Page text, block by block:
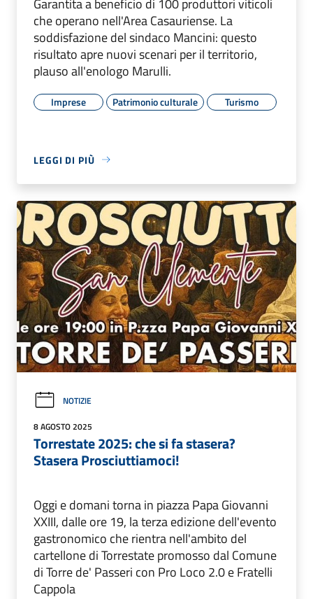
che operano nell'Area Casauriense. La
soddisfazione del sindaco Mancini: questo
risultato apre nuovi scenari per il territorio,
plauso all'enologo Marulli.
Imprese Patrimonio culturale Turismo
LEGGI DI PIÙ
NOTIZIE
8 AGOSTO 2025
Torrestate 2025: che si fa stasera?
Stasera Prosciuttiamoci!
Oggi e domani torna in piazza Papa Giovanni
XXIII, dalle ore 19, la terza edizione dell'evento
gastronomico che rientra nell'ambito del
cartellone di Torrestate promosso dal Comune
di Torre de' Passeri con Pro Loco 2.0 e Fratelli
Cappola